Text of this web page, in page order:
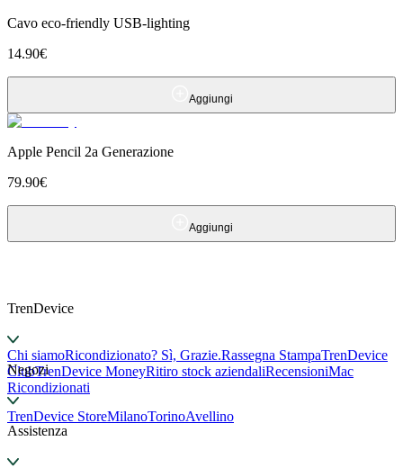
Cavo eco-friendly USB-lighting
14.90€
Aggiungi
Apple Pencil 2a Generazione
79.90€
Aggiungi
TrenDevice
Chi siamoRicondizionato? Sì, Grazie.Rassegna StampaTrenDevice
ClubTrenDevice MoneyRitiro stock aziendaliRecensioniMac
Ricondizionati
Negozi
TrenDevice StoreMilanoTorinoAvellino
Assistenza